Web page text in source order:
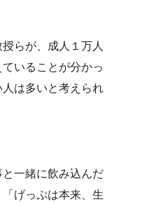
らが、成人１万人
いることが分かっ
は多いと考えられ
一緒に飲み込んだ
げっぷは本来、生